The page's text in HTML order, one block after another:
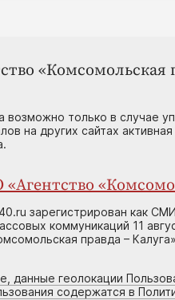
«Комсомольская
возможно только в случае
на других сайтах
зарегистрирован как
коммуникаций 11
правда – Калуга»
данные геолокации
содержатся в